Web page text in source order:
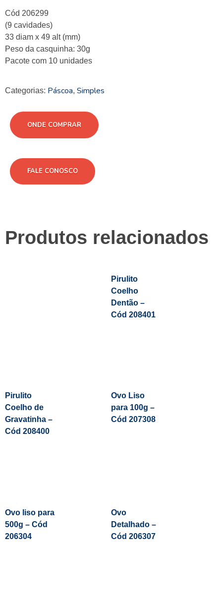
Cód 206299
(9 cavidades)
33 diam x 49 alt (mm)
Peso da casquinha: 30g
Pacote com 10 unidades
Categorias: Páscoa, Simples
ONDE COMPRAR
FALE CONOSCO
Produtos relacionados
Pirulito
Coelho
Dentão –
Cód 208401
Pirulito
Coelho de
Gravatinha –
Cód 208400
Ovo Liso
para 100g –
Cód 207308
Ovo liso para
500g – Cód
206304
Ovo
Detalhado –
Cód 206307